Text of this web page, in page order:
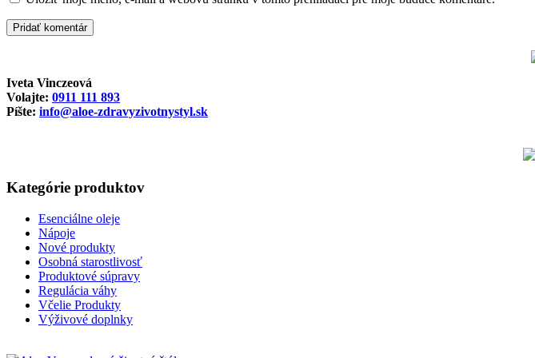
Iveta Vinczeová
Volajte: 0911 111 893
Píšte: info@aloe-zdravyzivotnystyl.sk
Kategórie produktov
Esenciálne oleje
Nápoje
Nové produkty
Osobná starostlivosť
Produktové súpravy
Regulácia váhy
Včelie Produkty
Výživové doplnky